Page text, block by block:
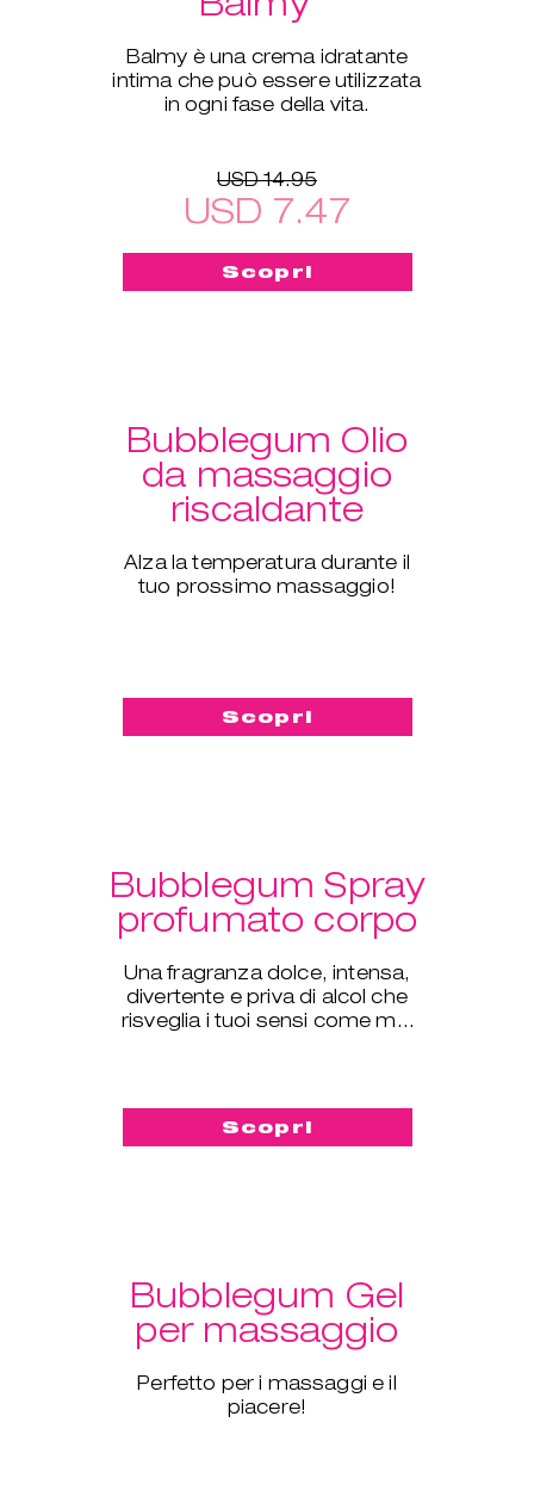
Balmy è una crema idratante
intima che può essere utilizzata
in ogni fase della vita.
USD 14.95
USD 7.47
Scopri
Bubblegum Olio
da massaggio
riscaldante
Alza la temperatura durante il
tuo prossimo massaggio!
Scopri
Bubblegum Spray
profumato corpo
Una fragranza dolce, intensa,
divertente e priva di alcol che
risveglia i tuoi sensi come mai
Scopri
Bubblegum Gel
per massaggio
Perfetto per i massaggi e il
piacere!